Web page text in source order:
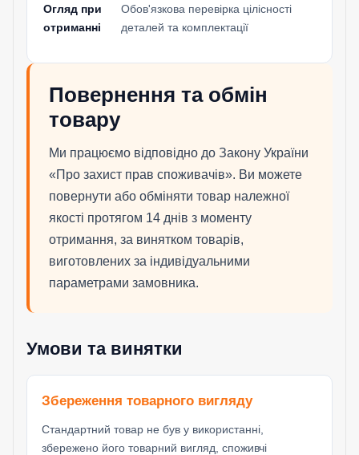
Огляд при
отриманні
Обов'язкова перевірка цілісності
деталей та комплектації
Повернення та обмін
товару
Ми працюємо відповідно до Закону України
«Про захист прав споживачів». Ви можете
повернути або обміняти товар належної
якості протягом 14 днів з моменту
отримання, за винятком товарів,
виготовлених за індивідуальними
параметрами замовника.
Умови та винятки
Збереження товарного вигляду
Стандартний товар не був у використанні,
збережено його товарний вигляд, споживчі